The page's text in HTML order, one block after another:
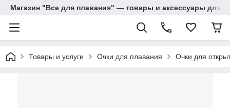
Магазин "Все для плавания" — товары и аксессуары для
Товары и услуги Очки для плавания Очки для